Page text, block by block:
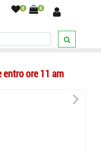
0 0
donna triangolo cotone
ore 11 am
>